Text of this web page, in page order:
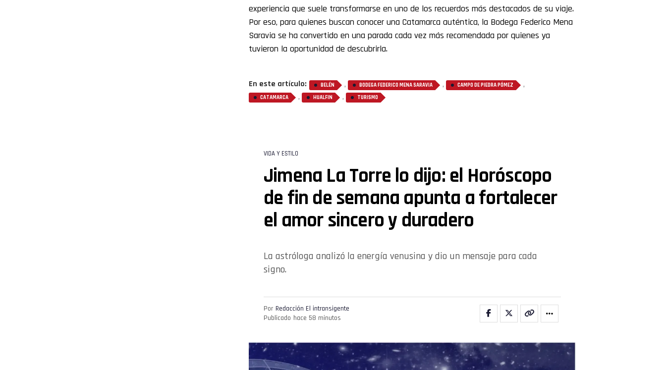
experiencia que suele transformarse en uno de los recuerdos más destacados de su viaje.
Por eso, para quienes buscan conocer una Catamarca auténtica, la Bodega Federico Mena
Saravia se ha convertido en una parada cada vez más recomendada por quienes ya
tuvieron la oportunidad de descubrirla.
En este artículo: BELÉN , BODEGA FEDERICO MENA SARAVIA , CAMPO DE PIEDRA PÓMEZ ,
CATAMARCA , HUALFIN , TURISMO
VIDA Y ESTILO
Jimena La Torre lo dijo: el Horóscopo
de fin de semana apunta a fortalecer
el amor sincero y duradero
La astróloga analizó la energía venusina y dio un mensaje para cada
signo.
Por Redacción El intransigente
Publicado hace 58 minutos